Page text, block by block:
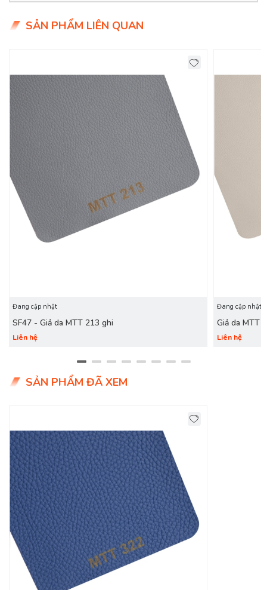
- Giá siêu hợp lý chỉ 9x.000đ/mét
SẢN PHẨM LIÊN QUAN
Đang cập nhật
SF47 - Giả da MTT 213 ghi
Liên hệ
Đang cập nhật
Giả da MTT
Liên hệ
SẢN PHẨM ĐÃ XEM